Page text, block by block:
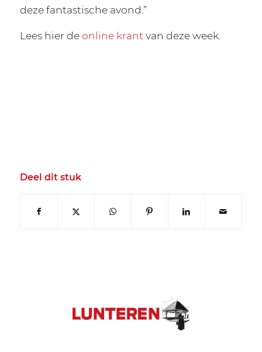
deze fantastische avond.”
Lees hier deonline krant van deze week.
Deel dit stuk